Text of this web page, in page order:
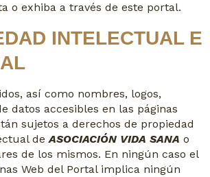
o exhiba a través de este portal.
INTELECTUAL E
así como nombres, logos,
datos accesibles en las páginas
sujetos a derechos de propiedad
deASOCIACIÓN VIDA SANA o
de los mismos. En ningún caso el
Web del Portal implica ningún